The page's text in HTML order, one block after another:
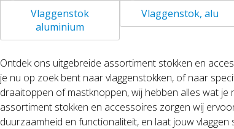
Vlaggenstok
aluminium
Vlaggenstok, alu
Ontdek ons uitgebreide assortiment stokken en
je nu op zoek bent naar vlaggenstokken, of naar
draaitoppen of mastknoppen, wij hebben alles wat
assortiment stokken en accessoires zorgen wij
duurzaamheid en functionaliteit, en laat jouw vlaggen